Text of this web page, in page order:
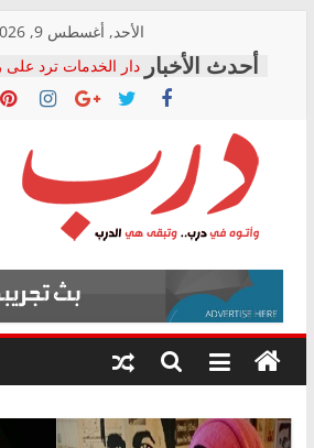
content
الأحد, أغسطس 9, 2026
دار الخدمات ترد على
بعد مؤتمره الصحفي:
معاناة أصحاب
فرحات سليمان
أين؟
حزب التحالف الشعبي
في الصحة”
ودعم المرضى
الوزاري لمدينة
إنشاء المبنى الإداري
المجلس القومي
متابعة قضية الدكتور
قرينة البراءة
درب
وأتوه
درب..
وتبقى
هي